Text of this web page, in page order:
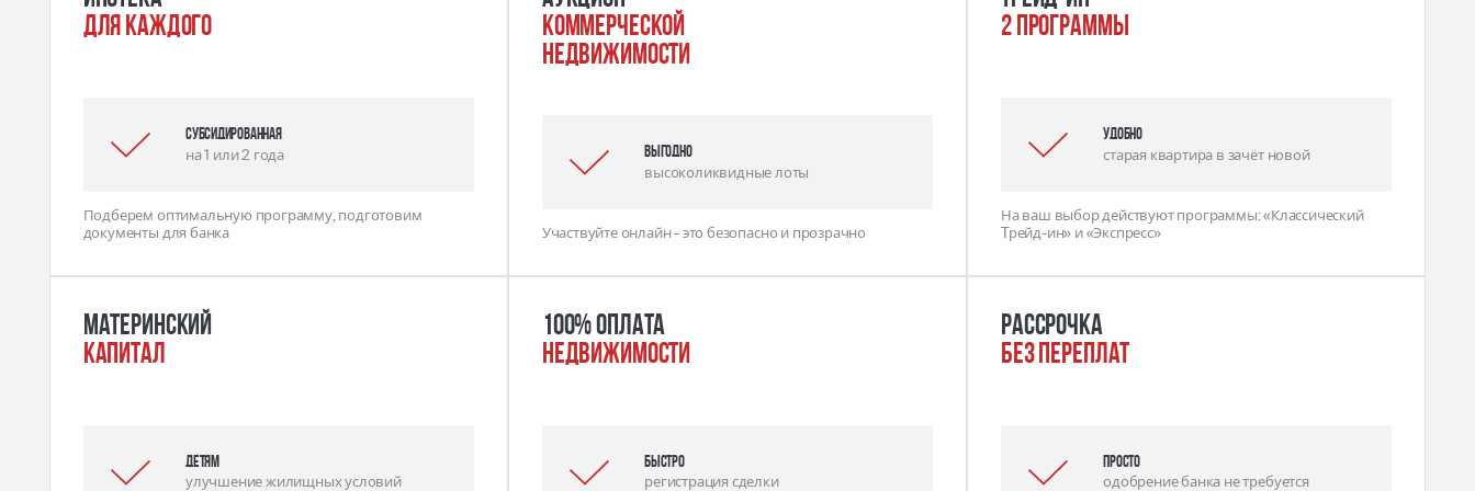
для каждого
Субсидированная
на 1 или 2 года
Подберем оптимальную программу, подготовим
документы для банка
коммерческой
недвижимости
выгодно
высоколиквидные лоты
Участвуйте онлайн - это безопасно и прозрачно
2 программы
удобно
старая квартира в зачёт новой
На ваш выбор действуют программы: «Классический
Tрейд-ин» и «Экспресс»
Материнский
капитал
детям
улучшение жилищных условий
100% оплата
недвижимости
Быстро
регистрация сделки
Рассрочка
без переплат
Просто
одобрение банка не требуется